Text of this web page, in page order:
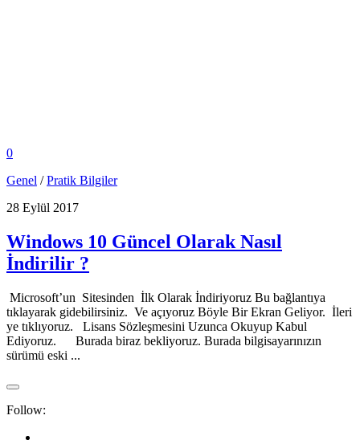
0
Genel /Pratik Bilgiler
28 Eylül 2017
Windows 10 Güncel Olarak Nasıl
İndirilir ?
Microsoft’un Sitesinden İlk Olarak İndiriyoruz Bu bağlantıya
tıklayarak gidebilirsiniz. Ve açıyoruz Böyle Bir Ekran Geliyor. İleri
ye tıklıyoruz. Lisans Sözleşmesini Uzunca Okuyup Kabul
Ediyoruz. Burada biraz bekliyoruz. Burada bilgisayarınızın
sürümü eski ...
Follow: